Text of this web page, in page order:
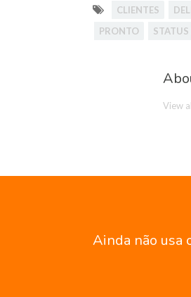
CLIENTES
PRONTO
View
Ainda não usa